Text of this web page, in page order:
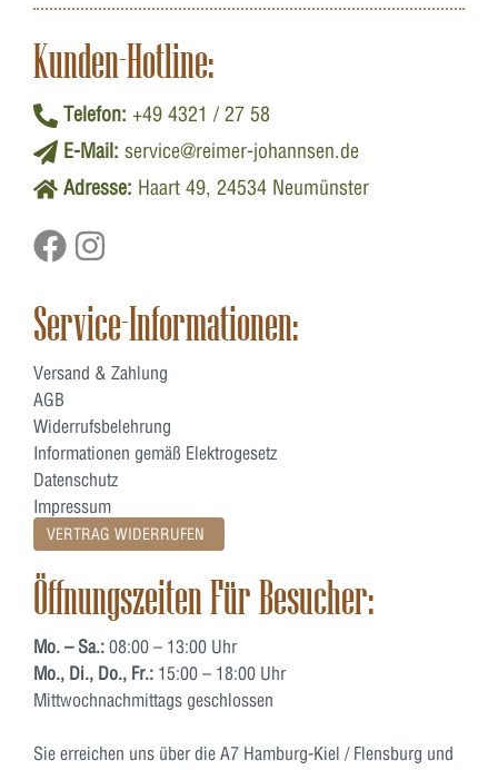
Kunden-Hotline:
Telefon: +49 4321 / 27 58
E-Mail: service@reimer-johannsen.de
Adresse: Haart 49, 24534 Neumünster
Service-Informationen:
Versand & Zahlung
AGB
Widerrufsbelehrung
Informationen gemäß Elektrogesetz
Datenschutz
Impressum
VERTRAG WIDERRUFEN
Öffnungszeiten Für Besucher:
Mo. – Sa.: 08:00 – 13:00 Uhr
Mo., Di., Do., Fr.: 15:00 – 18:00 Uhr
Mittwochnachmittags geschlossen
Sie erreichen uns über die A7 Hamburg-Kiel / Flensburg und